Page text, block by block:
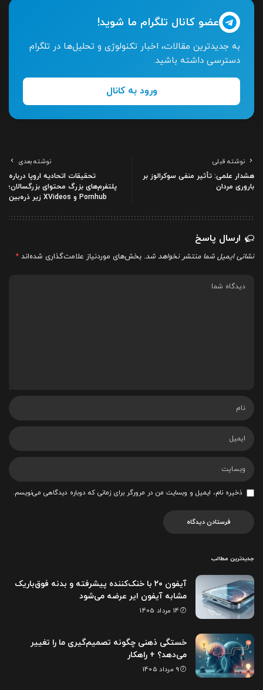
عضو کانال تلگرام ما شوید!
به جدیدترین مقالات، اخبار تکنولوژی و تحلیل‌ها در تلگرام
دسترسی داشته باشید.
ورود به کانال
نوشته قبلی
هشدار علمی: تأثیر منفی سوکرالوز بر
باروری مردان
نوشته بعدی
تحقیقات اتحادیه اروپا درباره
پلتفرم‌های بزرگ محتوای بزرگسالان؛
Pornhub و XVideos زیر ذره‌بین
ارسال پاسخ
نشانی ایمیل شما منتشر نخواهد شد. بخش‌های موردنیاز علامت‌گذاری شده‌اند *
ذخیره نام، ایمیل و وبسایت من در مرورگر برای زمانی که دوباره دیدگاهی می‌نویسم.
جدیدترین مطالب
آیفون ۲۰ با خنک‌کننده پیشرفته و بدنه فوق‌باریک
مشابه آیفون ایر عرضه می‌شود
14 مرداد 1405
خستگی ذهنی چگونه تصمیم‌گیری ما را تغییر
می‌دهد؟ + راهکار
9 مرداد 1405